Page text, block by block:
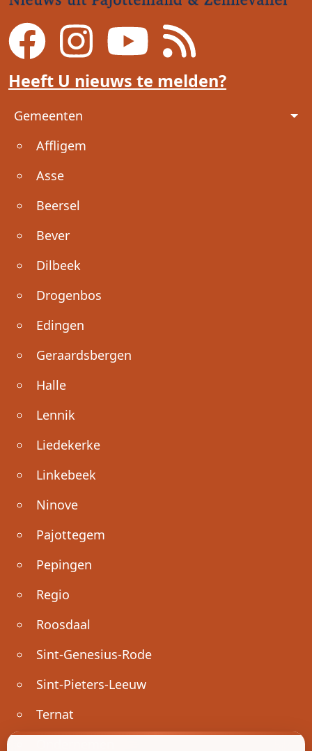
Heeft U nieuws te melden?
Voet
Gemeenten
Affligem
Asse
Beersel
Bever
Dilbeek
Drogenbos
Edingen
Geraardsbergen
Halle
Lennik
Liedekerke
Linkebeek
Ninove
Pajottegem
Pepingen
Regio
Roosdaal
Sint-Genesius-Rode
Sint-Pieters-Leeuw
Ternat